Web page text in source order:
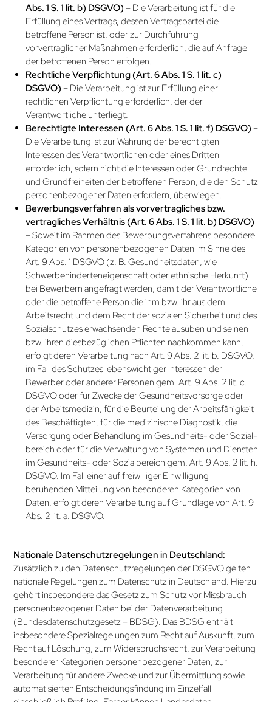
Abs. 1 S. 1 lit. b) DSGVO) – Die Verarbeitung ist für die
Erfüllung eines Vertrags, dessen Vertragspartei die
betroffene Person ist, oder zur Durchführung
vorvertraglicher Maßnahmen erforderlich, die auf Anfrage
der betroffenen Person erfolgen.
Rechtliche Verpflichtung (Art. 6 Abs. 1 S. 1 lit. c)
DSGVO) – Die Verarbeitung ist zur Erfüllung einer
rechtlichen Verpflichtung erforderlich, der der
Verantwortliche unterliegt.
Berechtigte Interessen (Art. 6 Abs. 1 S. 1 lit. f) DSGVO) –
Die Verarbeitung ist zur Wahrung der berechtigten
Interessen des Verantwortlichen oder eines Dritten
erforderlich, sofern nicht die Interessen oder Grundrechte
und Grundfreiheiten der betroffenen Person, die den Schutz
personenbezogener Daten erfordern, überwiegen.
Bewerbungsverfahren als vorvertragliches bzw.
vertragliches Verhältnis (Art. 6 Abs. 1 S. 1 lit. b) DSGVO)
– Soweit im Rahmen des Bewerbungsverfahrens besondere
Kategorien von personenbezogenen Daten im Sinne des
Art. 9 Abs. 1 DSGVO (z. B. Gesundheitsdaten, wie
Schwerbehinderteneigenschaft oder ethnische Herkunft)
bei Bewerbern angefragt werden, damit der Verantwortliche
oder die betroffene Person die ihm bzw. ihr aus dem
Arbeitsrecht und dem Recht der sozialen Sicherheit und des
Sozialschutzes erwachsenden Rechte ausüben und seinen
bzw. ihren diesbezüglichen Pflichten nachkommen kann,
erfolgt deren Verarbeitung nach Art. 9 Abs. 2 lit. b. DSGVO,
im Fall des Schutzes lebenswichtiger Interessen der
Bewerber oder anderer Personen gem. Art. 9 Abs. 2 lit. c.
DSGVO oder für Zwecke der Gesundheits­vorsorge oder
der Arbeitsmedizin, für die Beurteilung der Arbeits­fähigkeit
des Beschäftigten, für die medizinische Diagnostik, die
Versorgung oder Behandlung im Gesundheits- oder Sozial­
bereich oder für die Verwaltung von Systemen und Diensten
im Gesundheits- oder Sozialbereich gem. Art. 9 Abs. 2 lit. h.
DSGVO. Im Fall einer auf freiwilliger Einwilligung
beruhenden Mitteilung von besonderen Kategorien von
Daten, erfolgt deren Verarbeitung auf Grundlage von Art. 9
Abs. 2 lit. a. DSGVO.
Nationale Datenschutz­regelungen in Deutschland:
Zusätzlich zu den Datenschutz­regelungen der DSGVO gelten
nationale Regelungen zum Datenschutz in Deutschland. Hierzu
gehört insbesondere das Gesetz zum Schutz vor Missbrauch
personenbezogener Daten bei der Datenverarbeitung
(Bundesdatenschutzgesetz – BDSG). Das BDSG enthält
insbesondere Spezialregelungen zum Recht auf Auskunft, zum
Recht auf Löschung, zum Widerspruchsrecht, zur Verar­beitung
besonderer Kategorien personenbezogener Daten, zur
Verarbeitung für andere Zwecke und zur Übermittlung sowie
automatisierten Entscheidungs­findung im Einzelfall